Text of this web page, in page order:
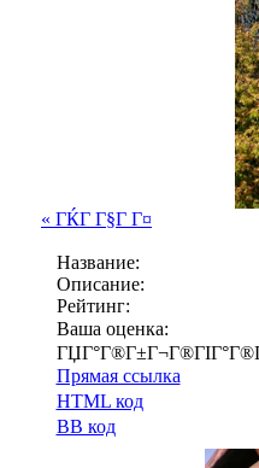
« ГЌГ Г§Г Г¤
Название:
Описание:
Рейтинг:
Ваша оценка:
Прямая ссылка
HTML код
BB код